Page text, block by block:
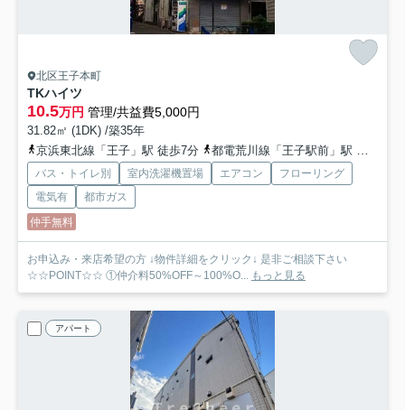
北区王子本町
TKハイツ
10.5万円 管理/共益費5,000円
31.82㎡ (1DK) /築35年
京浜東北線「王子」駅 徒歩7分
都電荒川線「王子駅前」駅 徒歩11分
バス・トイレ別 室内洗濯機置場 エアコン
フローリング
電気有
都市ガス
仲手無料
お申込み・来店希望の方 ↓物件詳細をクリック↓ 是非ご相談下さい
☆☆POINT☆☆ ①仲介料50%OFF～100%O... もっと見る
アパート